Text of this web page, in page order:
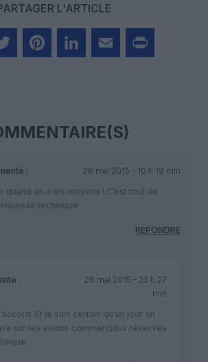
L'ARTICLE
:
26 mai 2015 - 10 h 19 min
quand on a les moyens ! C’est tout de
technique.
RÉPONDRE
:
26 mai 2015 - 23 h 27
min
Et je suis certain qu’un jour on
sur les avions commerciaux réservés